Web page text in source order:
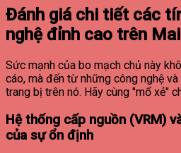
Đánh giá chi tiết các
nghệ đỉnh cao trên
Sức mạnh của bo mạch chủ này
cáo, mà đến từ những công nghệ
trang bị trên nó. Hãy cùng "mổ xẻ"
Hệ thống cấp nguồn (VRM)
của sự ổn định